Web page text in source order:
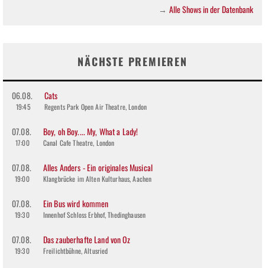
→ Alle Shows in der Datenbank
NÄCHSTE PREMIEREN
06.08.
19:45
Cats
Regents Park Open Air Theatre, London
07.08.
17:00
Boy, oh Boy.... My, What a Lady!
Canal Cafe Theatre, London
07.08.
19:00
Alles Anders - Ein originales Musical
Klangbrücke im Alten Kulturhaus, Aachen
07.08.
19:30
Ein Bus wird kommen
Innenhof Schloss Erbhof, Thedinghausen
07.08.
19:30
Das zauberhafte Land von Oz
Freilichtbühne, Altusried